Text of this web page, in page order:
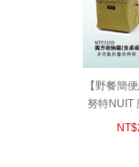
【野餐簡
努特NUIT
能折疊收
NT$